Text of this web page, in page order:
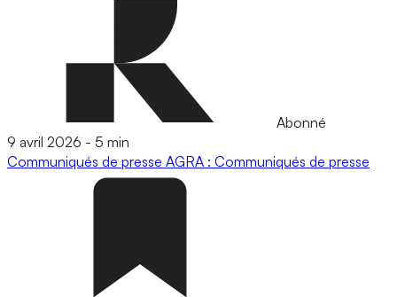
Abonné
9 avril 2026 - 5 min
Communiqués de presse AGRA : Communiqués de presse